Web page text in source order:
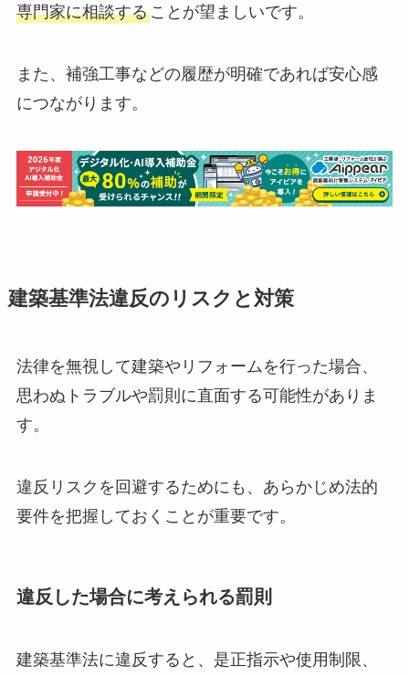
専門家に相談することが望ましいです。
また、補強工事などの履歴が明確であれば安心感
につながります。
建築基準法違反のリスクと対策
法律を無視して建築やリフォームを行った場合、
思わぬトラブルや罰則に直面する可能性がありま
す。
違反リスクを回避するためにも、あらかじめ法的
要件を把握しておくことが重要です。
違反した場合に考えられる罰則
建築基準法に違反すると、是正指示や使用制限、